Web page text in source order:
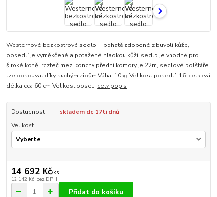
Westernové bezkostrové sedlo - bohatě zdobené z buvolí kůže,
posedlí je vyměkčené a potažené hladkou kůží, sedlo je vhodné pro
široké koně, rozteč mezi conchy přední komory je 22m, sedlové polštáře
lze posouvat díky suchým zipům.Váha: 10kg Velikost posedlí: 16, celková
délka cca 60 cm Velikost pose... celý popis
Dostupnost
skladem do 17ti dnů
Velikost
14 692 Kč/ks
12 142 Kč bez DPH
Přidat do košíku